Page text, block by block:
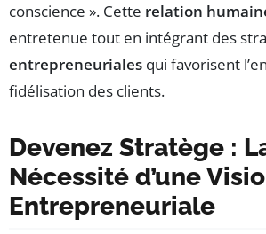
conscience ». Cette relation
entretenue tout en intégrant des
entrepreneuriales qui favorisent
fidélisation des clients.
Devenez Stratège :
Nécessité d’une
Entrepreneuriale